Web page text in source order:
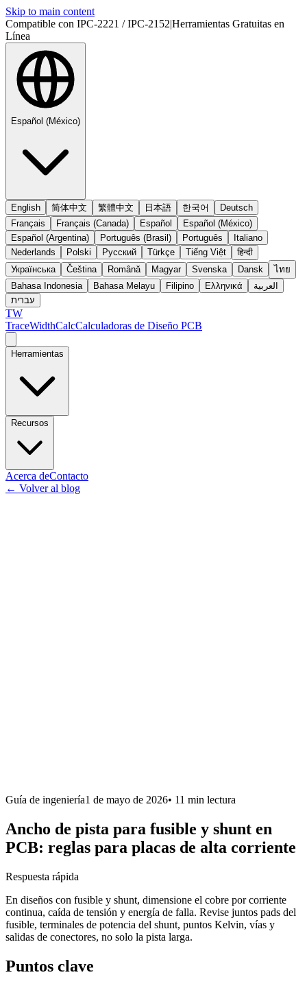
Skip to main content
Compatible con IPC-2221 / IPC-2152|Herramientas Gratuitas en
Línea
Español (México)
English 简体中文 繁體中文 日本語 한국어
Deutsch
Français
Français (Canada) Español
Español (México)
Español (Argentina)
Português (Brasil) Português
Italiano
Nederlands
Polski Русский Türkçe Tiếng Việt
हिन्दी
Українська
Čeština Română Magyar Svenska Dansk
ไทย
Bahasa Indonesia
Bahasa Melayu Filipino Ελληνικά
العربية
עברית
TW
TraceWidthCalcCalculadoras de Diseño PCB
Herramientas
Recursos
Acerca deContacto
← Volver al blog
Guía de ingeniería1 de mayo de 2026• 11 min lectura
Ancho de pista para fusible y shunt en
PCB: reglas para placas de alta corriente
Respuesta rápida
En diseños con fusible y shunt, dimensione el cobre por corriente
continua, caída de tensión y energía de falla. Revise juntos pads del
fusible, terminales de potencia del shunt, puntos Kelvin, vías y
salidas de conectores, no solo la pista larga.
Puntos clave